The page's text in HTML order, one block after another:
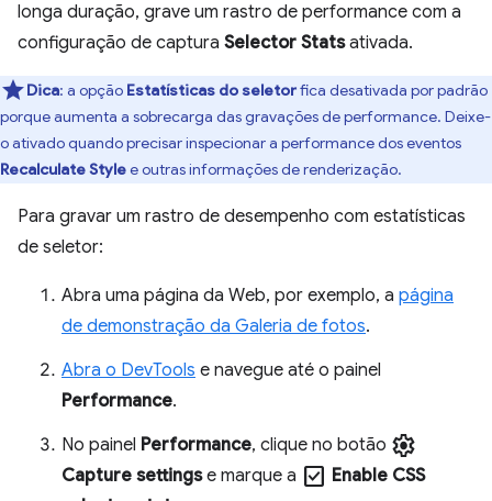
longa duração, grave um rastro de performance com a
configuração de captura Selector Statsativada.
Dica: a opção Estatísticas do seletorfica desativada por padrão
porque aumenta a sobrecarga das gravações de performance. Deixe-
o ativado quando precisar inspecionar a performance dos eventos
Recalculate Stylee outras informações de renderização.
Para gravar um rastro de desempenho com estatísticas
de seletor:
Abra uma página da Web, por exemplo, a página
de demonstração da Galeria de fotos.
Abra o DevTools e navegue até o painel
Performance.
No painel Performance, clique no botão settings
Capture settingse marque a check_box Enable CSS